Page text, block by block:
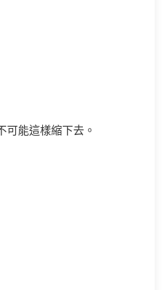
能這樣縮下去。